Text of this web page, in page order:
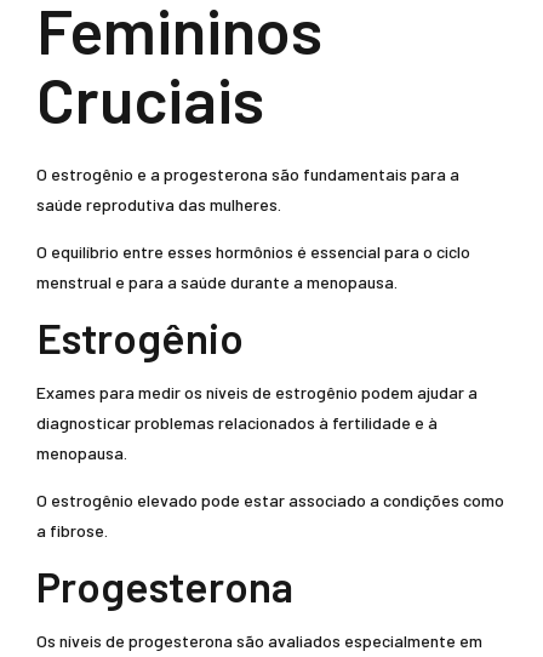
Femininos
Cruciais
O estrogênio e a progesterona são fundamentais para a
saúde reprodutiva das mulheres.
O equilíbrio entre esses hormônios é essencial para o ciclo
menstrual e para a saúde durante a menopausa.
Estrogênio
Exames para medir os níveis de estrogênio podem ajudar a
diagnosticar problemas relacionados à fertilidade e à
menopausa.
O estrogênio elevado pode estar associado a condições como
a fibrose.
Progesterona
Os níveis de progesterona são avaliados especialmente em